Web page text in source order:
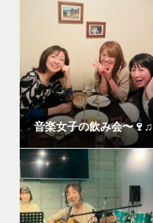
音楽女子の飲み会〜🍷♫